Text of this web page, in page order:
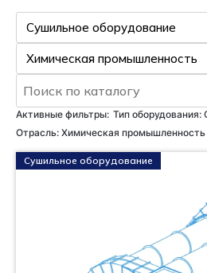
Активные фильтры: Тип оборудования:
Отрасль: Химическая промышленность
Сушильное оборудование